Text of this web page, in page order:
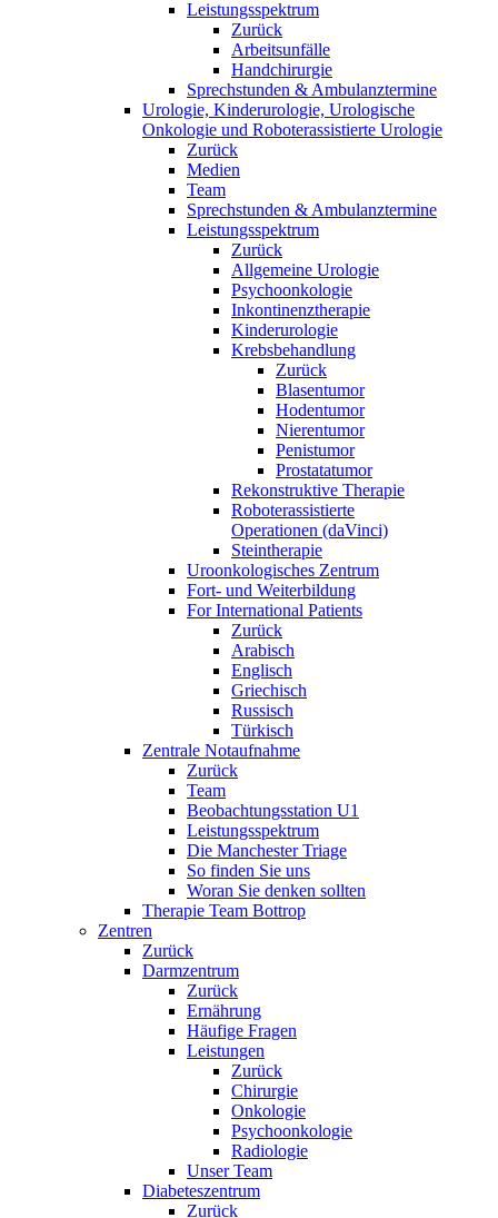
Leistungsspektrum
Zurück
Arbeitsunfälle
Handchirurgie
Sprechstunden & Ambulanztermine
Urologie, Kinderurologie, Urologische
Onkologie und Roboterassistierte Urologie
Zurück
Medien
Team
Sprechstunden & Ambulanztermine
Leistungsspektrum
Zurück
Allgemeine Urologie
Psychoonkologie
Inkontinenztherapie
Kinderurologie
Krebsbehandlung
Zurück
Blasentumor
Hodentumor
Nierentumor
Penistumor
Prostatatumor
Rekonstruktive Therapie
Roboterassistierte
Operationen (daVinci)
Steintherapie
Uroonkologisches Zentrum
Fort- und Weiterbildung
For International Patients
Zurück
Arabisch
Englisch
Griechisch
Russisch
Türkisch
Zentrale Notaufnahme
Zurück
Team
Beobachtungsstation U1
Leistungsspektrum
Die Manchester Triage
So finden Sie uns
Woran Sie denken sollten
Therapie Team Bottrop
Zentren
Zurück
Darmzentrum
Zurück
Ernährung
Häufige Fragen
Leistungen
Zurück
Chirurgie
Onkologie
Psychoonkologie
Radiologie
Unser Team
Diabeteszentrum
Zurück